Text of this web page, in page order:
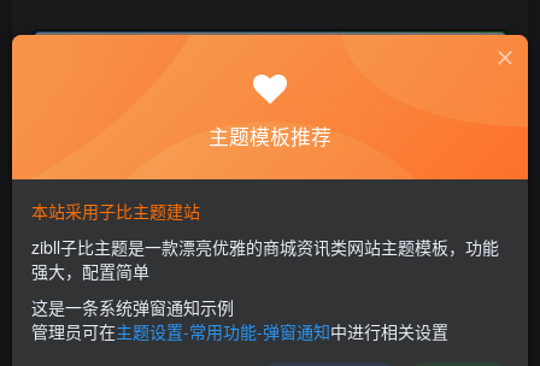
添加教程
只需在站点后台 >>外观 >> 小工具 >> html代码 然后把小工
具添加到指定侧边栏中即可。
可以用来做侧边栏的广告、领取福利等等。
主题模板推荐
本站采用子比主题建站
zibll子比主题是一款漂亮优雅的商城资讯类网站主题模板，功能
强大，配置简单
这是一条系统弹窗通知示例
管理员可在主题设置-常用功能-弹窗通知中进行相关设置